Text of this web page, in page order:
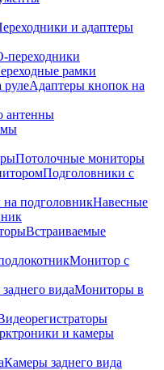
и адаптеры
переходники
рамки
Адаптеры кнопок на
антенны
Потолочные мониторы
Подголовники с
Навесные
Встраиваемые
Монитор с
Мониторы в
и камеры
Камеры заднего вида